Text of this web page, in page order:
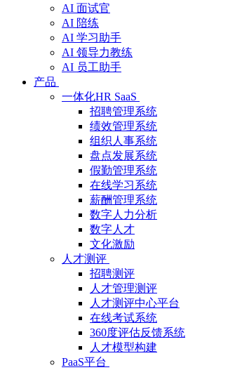
AI 面试官
AI 陪练
AI 学习助手
AI 领导力教练
AI 员工助手
产品
一体化HR SaaS
招聘管理系统
绩效管理系统
组织人事系统
盘点发展系统
假勤管理系统
在线学习系统
薪酬管理系统
数字人力分析
数字人才
文化激励
人才测评
招聘测评
人才管理测评
人才测评中心平台
在线考试系统
360度评估反馈系统
人才模型构建
PaaS平台